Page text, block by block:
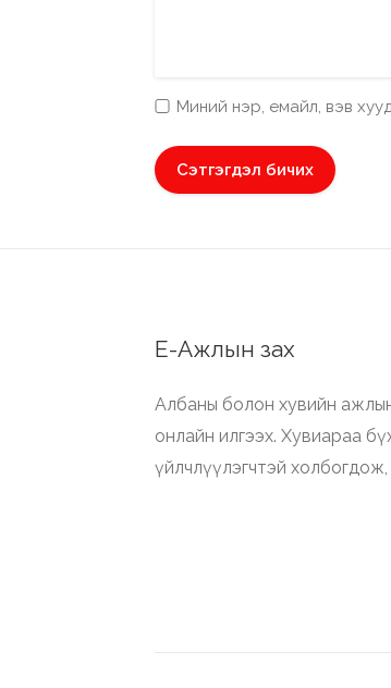
Миний нэр, емайл, вэв
Е-Ажлын зах
Албаны болон хувийн
онлайн илгээх. Хувиараа
үйлчлүүлэгчтэй